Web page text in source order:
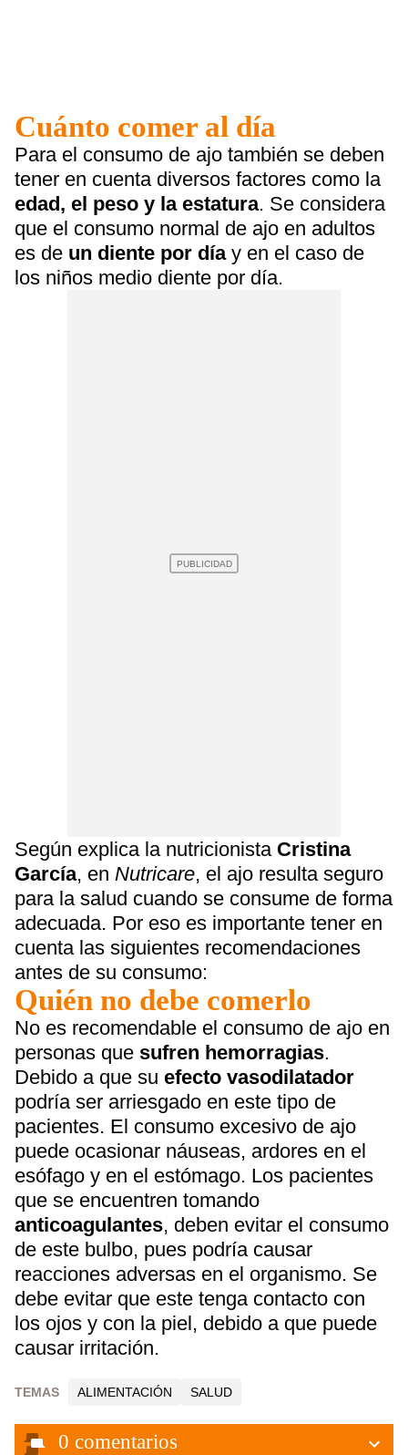
Cuánto comer al día
Para el consumo de ajo también se deben
tener en cuenta diversos factores como la
edad, el peso y la estatura. Se considera
que el consumo normal de ajo en adultos
es de un diente por díay en el caso de
los niños medio diente por día.
Según explica la nutricionista Cristina
García, en Nutricare, el ajo resulta seguro
para la salud cuando se consume de forma
adecuada. Por eso es importante tener en
cuenta las siguientes recomendaciones
antes de su consumo:
Quién no debe comerlo
No es recomendable el consumo de ajo en
personas que sufren hemorragias.
Debido a que su efecto vasodilatador
podría ser arriesgado en este tipo de
pacientes. El consumo excesivo de ajo
puede ocasionar náuseas, ardores en el
esófago y en el estómago. Los pacientes
que se encuentren tomando
anticoagulantes, deben evitar el consumo
de este bulbo, pues podría causar
reacciones adversas en el organismo. Se
debe evitar que este tenga contacto con
los ojos y con la piel, debido a que puede
causar irritación.
TEMAS ALIMENTACIÓN SALUD
0 comentarios